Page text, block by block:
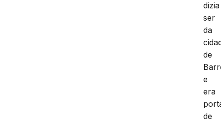
dizia
ser
da
de
e
era
de